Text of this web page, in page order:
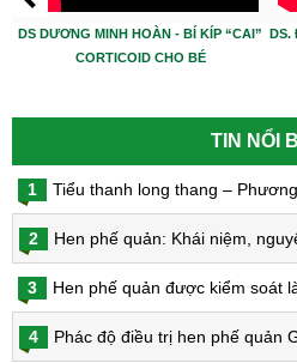
DS DƯƠNG MINH HOÀN - BÍ KÍP “CAI”
CORTICOID CHO BÉ
DS.
TIN NỔI
1 Tiểu thanh long thang –
2 Hen phế quản: Khái niệm, nguyên nhân, triệu chứng, đối tượng
3 Hen phế quản được kiểm soát là
4 Phác độ điều trị hen phế quản